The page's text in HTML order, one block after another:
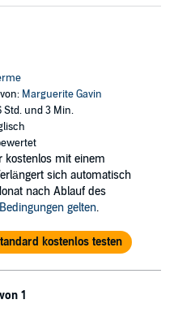
Marguerite Gavin
Std. und 3 Min.
kostenlos mit einem
sich automatisch
nach Ablauf des
Bedingungen gelten.
kostenlos testen
1